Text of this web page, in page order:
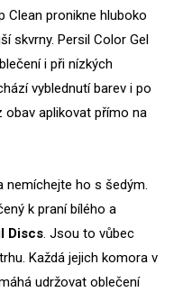
Clean pronikne hluboko
skvrny. Persil Color Gel
i při nízkých
vyblednutí barev i po
obav aplikovat přímo na
nemíchejte ho s šedým.
k praní bílého a
Discs. Jsou to vůbec
Každá jejich komora v
udržovat oblečení